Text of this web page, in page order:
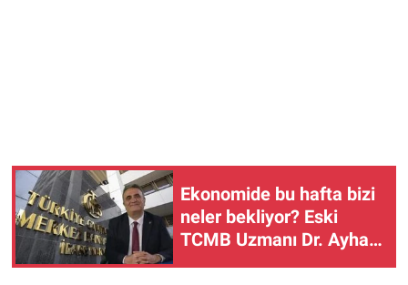
Ekonomide bu hafta bizi
neler bekliyor? Eski
TCMB Uzmanı Dr. Ayhan
Bülent Toptaş yanıtladı